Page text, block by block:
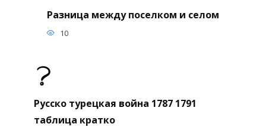
Разница между поселком и селом
10
Русско турецкая война 1787 1791
таблица кратко